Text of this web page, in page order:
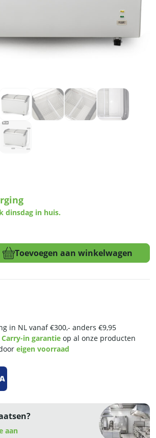
dinsdag in huis.
Toevoegen aan winkelwagen
in NL vanaf €300,- anders €9,95
Carry-in garantie op al onze producten
eigen voorraad
aan